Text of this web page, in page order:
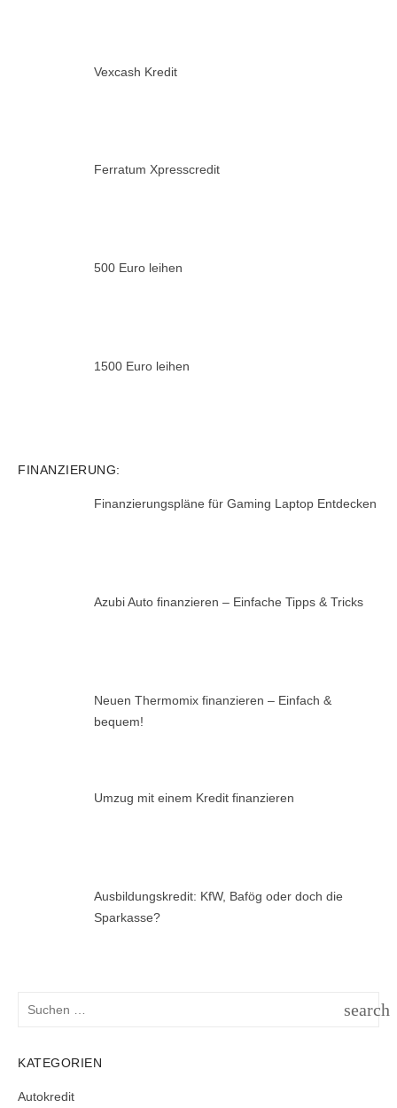
Vexcash Kredit
Ferratum Xpresscredit
500 Euro leihen
1500 Euro leihen
FINANZIERUNG:
Finanzierungspläne für Gaming Laptop Entdecken
Azubi Auto finanzieren – Einfache Tipps & Tricks
Neuen Thermomix finanzieren – Einfach &
bequem!
Umzug mit einem Kredit finanzieren
Ausbildungskredit: KfW, Bafög oder doch die
Sparkasse?
search
KATEGORIEN
Autokredit